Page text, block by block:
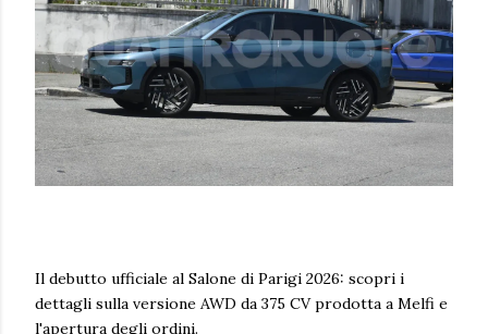
Il debutto ufficiale al Salone di Parigi 2026: scopri i
dettagli sulla versione AWD da 375 CV prodotta a Melfi e
l'apertura degli ordini.